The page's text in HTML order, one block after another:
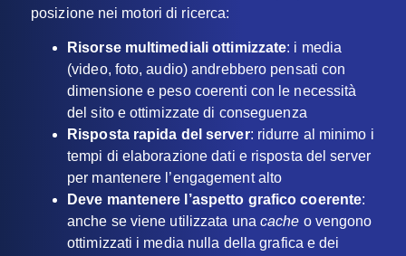
posizione nei motori di ricerca:
Risorse multimediali ottimizzate: i media
(video, foto, audio) andrebbero pensati con
dimensione e peso coerenti con le necessità
del sito e ottimizzate di conseguenza
Risposta rapida del server: ridurre al minimo i
tempi di elaborazione dati e risposta del server
per mantenere l’engagement alto
Deve mantenere l’aspetto grafico coerente:
anche se viene utilizzata unacache o vengono
ottimizzati i media nulla della grafica e dei